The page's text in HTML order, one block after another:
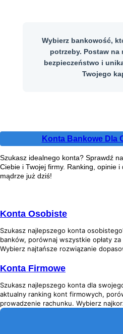
Wybierz bankowość,
potrzeby. Postaw na
bezpieczeństwo i
Twojego
Konta Bankowe Dla
Szukasz idealnego konta? Sprawdź
Ciebie i Twojej firmy. Ranking, opinie
mądrze już dziś!
Konta Osobiste
Szukasz najlepszego konta
banków, porównaj wszystkie opłaty
Wybierz najtańsze rozwiązanie
Konta Firmowe
Szukasz najlepszego konta dla
aktualny ranking kont firmowych,
prowadzenie rachunku. Wybierz